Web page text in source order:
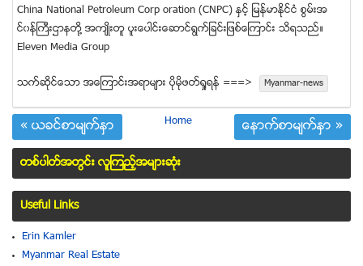
China National Petroleum Corp oration (CNPC) ႏွင့္ ျမန္မာႏုိင္ငံ စြမ္းအ
င္၀န္ႀကီးဌာနတို႔ အက်ဳိးတူ ပူးေပါင္းေဆာင္ရြက္ျခင္းျဖစ္ေၾကာင္း သိရသည္။
Eleven Media Group
သက္ဆုိင္ေသာ အေၾကာင္းအရာမ်ား ပုိမုိဖတ္ရႈရန္ ===> Myanmar-news
« ယခင္စာမ်က္ႏွာ Home ေနာက္စာမ်က္ႏွာ »
တစ္ပါတ္အတြင္း လူၾကည့္အမ်ားဆံုး
Useful Links
Erin Kamler
Myanmar Real Estate